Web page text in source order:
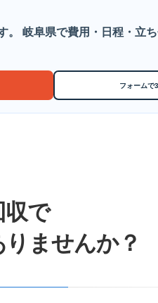
岐阜県で費用・日程・立
フォームで
収で
ませんか？